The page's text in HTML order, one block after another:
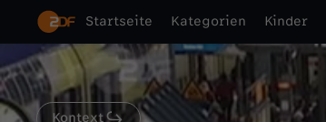
Startseite Kategorien Kinder
Kontext